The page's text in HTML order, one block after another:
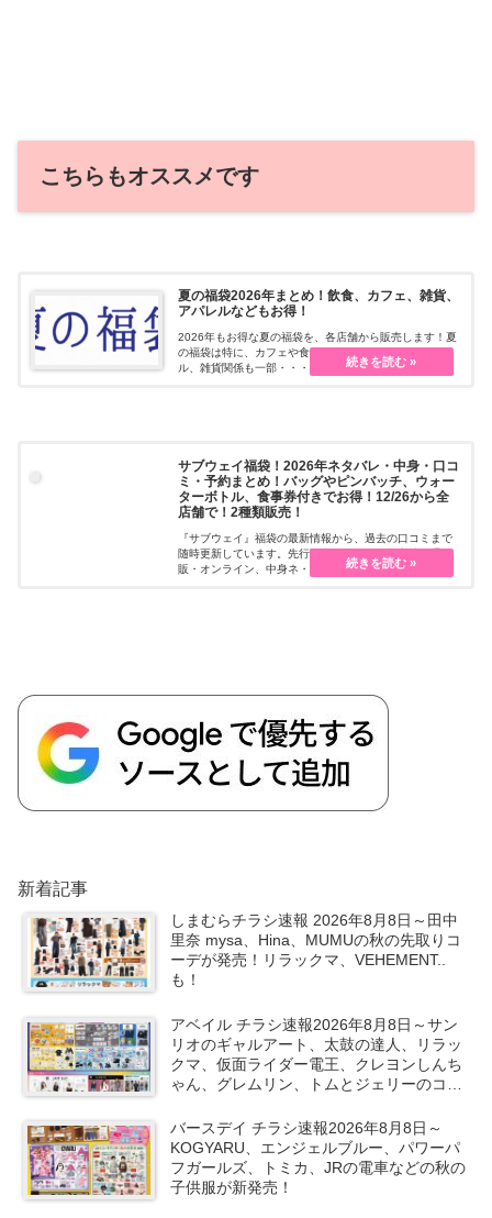
こちらもオススメです
夏の福袋2026年まとめ！飲食、カフェ、雑貨、
アパレルなどもお得！
2026年もお得な夏の福袋を、各店舗から販売します！夏
の福袋は特に、カフェや食品関係が人気です。アパレ
ル、雑貨関係も一部・・・続きを読む
サブウェイ福袋！2026年ネタバレ・中身・口コ
ミ・予約まとめ！バッグやピンバッチ、ウォー
ターボトル、食事券付きでお得！12/26から全
店舗で！2種類販売！
『サブウェイ』福袋の最新情報から、過去の口コミまで
随時更新しています。先行販売・予約、販売方法、通
販・オンライン、中身ネ・・・続きを読む
新着記事
しまむらチラシ速報 2026年8月8日～田中
里奈 mysa、Hina、MUMUの秋の先取りコ
ーデが発売！リラックマ、VEHEMENT..
も！
アベイル チラシ速報2026年8月8日～サン
リオのギャルアート、太鼓の達人、リラッ
クマ、仮面ライダー電王、クレヨンしんち
ゃん、グレムリン、トムとジェリーのコラ
バースデイ チラシ速報2026年8月8日～
KOGYARU、エンジェルブルー、パワーパ
フガールズ、トミカ、JRの電車などの秋の
子供服が新発売！